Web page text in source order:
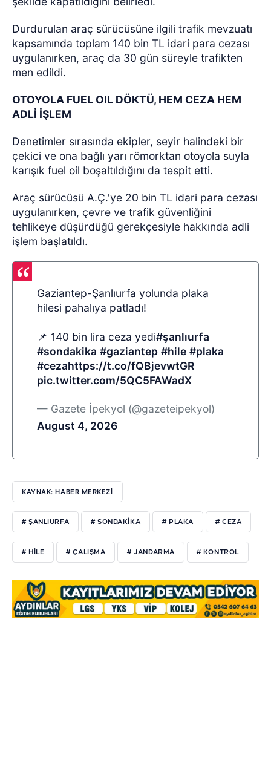
Durdurulan araç sürücüsüne ilgili trafik mevzuatı
kapsamında toplam 140 bin TL idari para cezası
uygulanırken, araç da 30 gün süreyle trafikten
men edildi.
OTOYOLA FUEL OIL DÖKTÜ, HEM CEZA HEM
ADLİ İŞLEM
Denetimler sırasında ekipler, seyir halindeki bir
çekici ve ona bağlı yarı römorktan otoyola suyla
karışık fuel oil boşaltıldığını da tespit etti.
Araç sürücüsü A.Ç.'ye 20 bin TL idari para cezası
uygulanırken, çevre ve trafik güvenliğini
tehlikeye düşürdüğü gerekçesiyle hakkında adli
işlem başlatıldı.
Gaziantep-Şanlıurfa yolunda plaka
hilesi pahalıya patladı!
📌 140 bin lira ceza yedi#şanlıurfa
#sondakika #gaziantep #hile #plaka
#cezahttps://t.co/fQBjevwtGR
pic.twitter.com/5QC5FAWadX
— Gazete İpekyol (@gazeteipekyol)
August 4, 2026
KAYNAK: HABER MERKEZİ
# ŞANLIURFA # SONDAKIKA # PLAKA # CEZA
# HILE # ÇALIŞMA # JANDARMA # KONTROL